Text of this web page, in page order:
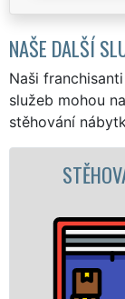
NAŠE DALŠÍ
Naši
služeb mohou
stěhování
vám